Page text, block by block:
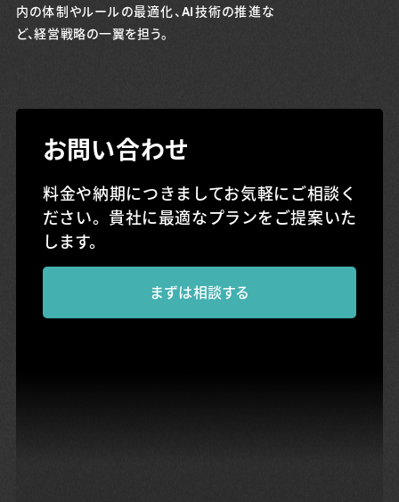
内の体制やルールの最適化、AI技術の推進な
ど、経営戦略の一翼を担う。
お問い合わせ
料金や納期につきましてお気軽にご相談く
ださい。 貴社に最適なプランをご提案いた
します。
まずは相談する